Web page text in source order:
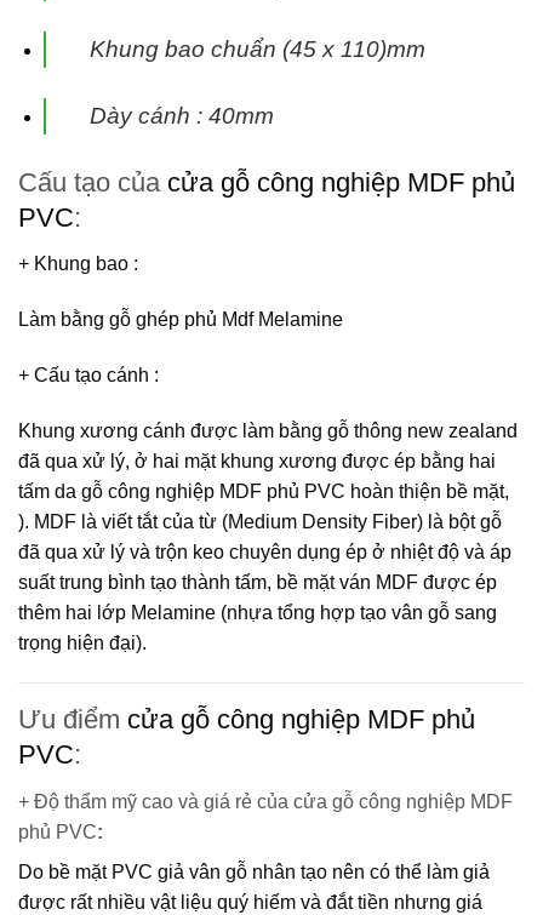
Khung bao chuẩn (45 x 110)mm
Dày cánh : 40mm
Cấu tạo của cửa gỗ công nghiệp MDF phủ
PVC:
+ Khung bao :
Làm bằng gỗ ghép phủ Mdf Melamine
+ Cấu tạo cánh :
Khung xương cánh được làm bằng gỗ thông new zealand
đã qua xử lý, ở hai mặt khung xương được ép bằng hai
tấm da gỗ công nghiệp MDF phủ PVC hoàn thiện bề mặt,
). MDF là viết tắt của từ (Medium Density Fiber) là bột gỗ
đã qua xử lý và trộn keo chuyên dụng ép ở nhiệt độ và áp
suất trung bình tạo thành tấm, bề mặt ván MDF được ép
thêm hai lớp Melamine (nhựa tổng hợp tạo vân gỗ sang
trọng hiện đại).
Ưu điểm cửa gỗ công nghiệp MDF phủ
PVC:
+ Độ thẩm mỹ cao và giá rẻ của cửa gỗ công nghiệp MDF
phủ PVC:
Do bề mặt PVC giả vân gỗ nhân tạo nên có thể làm giả
được rất nhiều vật liệu quý hiếm và đắt tiền nhưng giá